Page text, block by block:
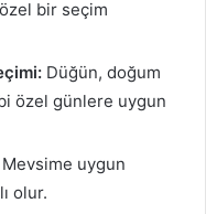
bir seçim
Düğün, doğum
özel günlere uygun
Mevsime uygun
olur.